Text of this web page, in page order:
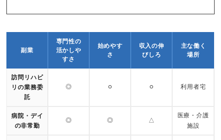
副業
専門性の
活かしや
すさ
始めやす
さ
収入の伸
びしろ
主な働く
場所
訪問リハビ
リの業務委
託
◎ ○ ○ 利用者宅
病院・デイ
の非常勤
◎ ◎ △
医療・介護
施設